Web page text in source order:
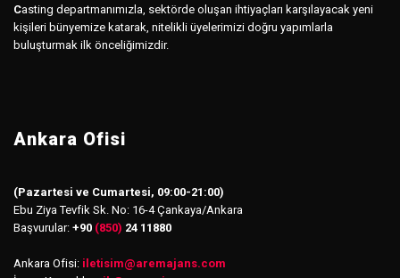
Casting departmanımızla, sektörde oluşan ihtiyaçları karşılayacak yeni
kişileri bünyemize katarak, nitelikli üyelerimizi doğru yapımlarla
buluşturmak ilk önceliğimizdir.
Ankara Ofisi
(Pazartesi ve Cumartesi, 09:00-21:00)
Ebu Ziya Tevfik Sk. No: 16-4 Çankaya/Ankara
Başvurular: +90 (850) 24 11880
Ankara Ofisi: iletisim@aremajans.com